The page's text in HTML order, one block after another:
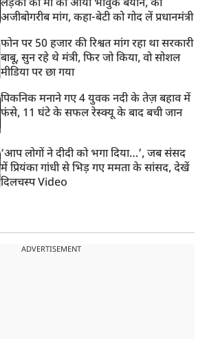
लड़की की मां का आया भावुक बयान, की
अजीबोगरीब मांग, कहा-बेटी को गोद लें प्रधानमंत्री
फोन पर 50 हजार की रिश्वत मांग रहा था सरकारी
बाबू, सुन रहे थे मंत्री, फिर जो किया, वो सोशल
मीडिया पर छा गया
पिकनिक मनाने गए 4 युवक नदी के तेज़ बहाव में
फंसे, 11 घंटे के सफल रेस्क्यू के बाद बची जान
‘आप लोगों ने दीदी को भगा दिया…’, जब संसद
में प्रियंका गांधी से भिड़ गए ममता के सांसद, देखें
दिलचस्प Video
ADVERTISEMENT